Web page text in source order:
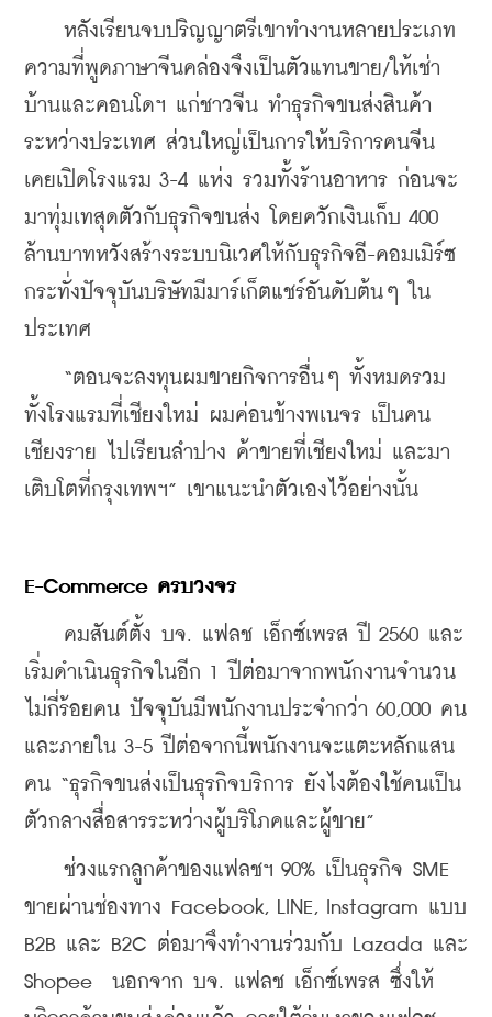
หลังเรียนจบปริญญาตรีเขาทำงานหลายประเภท
ความที่พูดภาษาจีนคล่องจึงเป็นตัวแทนขาย/ให้เช่า
บ้านและคอนโดฯ แก่ชาวจีน ทำธุรกิจขนส่งสินค้า
ระหว่างประเทศ ส่วนใหญ่เป็นการให้บริการคนจีน
เคยเปิดโรงแรม 3-4 แห่ง รวมทั้งร้านอาหาร ก่อนจะ
มาทุ่มเทสุดตัวกับธุรกิจขนส่ง โดยควักเงินเก็บ 400
ล้านบาทหวังสร้างระบบนิเวศให้กับธุรกิจอี-คอมเมิร์ซ
กระทั่งปัจจุบันบริษัทมีมาร์เก็ตแชร์อันดับต้นๆ ใน
ประเทศ
“ตอนจะลงทุนผมขายกิจการอื่นๆ ทั้งหมดรวม
ทั้งโรงแรมที่เชียงใหม่ ผมค่อนข้างพเนจร เป็นคน
เชียงราย ไปเรียนลำปาง ค้าขายที่เชียงใหม่ และมา
เติบโตที่กรุงเทพฯ” เขาแนะนำตัวเองไว้อย่างนั้น
E-Commerce ครบวงจร
คมสันต์ตั้ง บจ. แฟลช เอ็กซ์เพรส ปี 2560 และ
เริ่มดำเนินธุรกิจในอีก 1 ปีต่อมาจากพนักงานจำนวน
ไม่กี่ร้อยคน ปัจจุบันมีพนักงานประจำกว่า 60,000 คน
และภายใน 3-5 ปีต่อจากนี้พนักงานจะแตะหลักแสน
คน “ธุรกิจขนส่งเป็นธุรกิจบริการ ยังไงต้องใช้คนเป็น
ตัวกลางสื่อสารระหว่างผู้บริโภคและผู้ขาย”
ช่วงแรกลูกค้าของแฟลชฯ 90% เป็นธุรกิจ SME
ขายผ่านช่องทาง Facebook, LINE, Instagram แบบ
B2B และ B2C ต่อมาจึงทำงานร่วมกับ Lazada และ
Shopee  นอกจาก บจ. แฟลช เอ็กซ์เพรส ซึ่งให้